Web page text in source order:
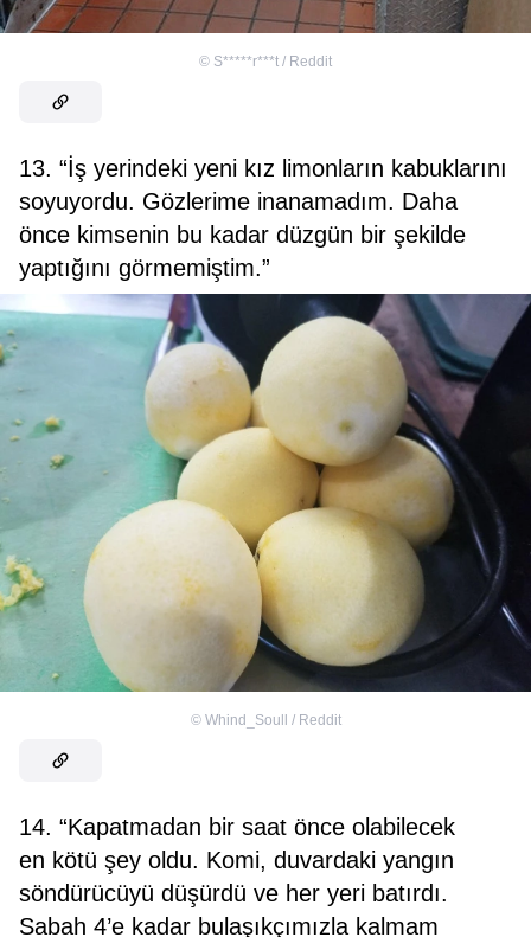
© S*****r***t / Reddit
13. “İş yerindeki yeni kız limonların kabuklarını
soyuyordu. Gözlerime inanamadım. Daha
önce kimsenin bu kadar düzgün bir şekilde
yaptığını görmemiştim.”
© Whind_Soull / Reddit
14. “Kapatmadan bir saat önce olabilecek
en kötü şey oldu. Komi, duvardaki yangın
söndürücüyü düşürdü ve her yeri batırdı.
Sabah 4’e kadar bulaşıkçımızla kalmam